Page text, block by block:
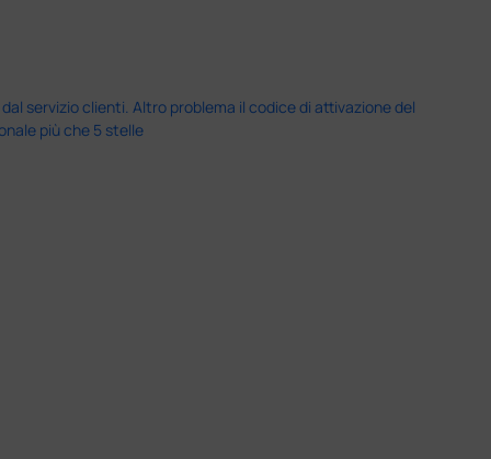
servizio clienti. Altro problema il codice di attivazione del
più che 5 stelle